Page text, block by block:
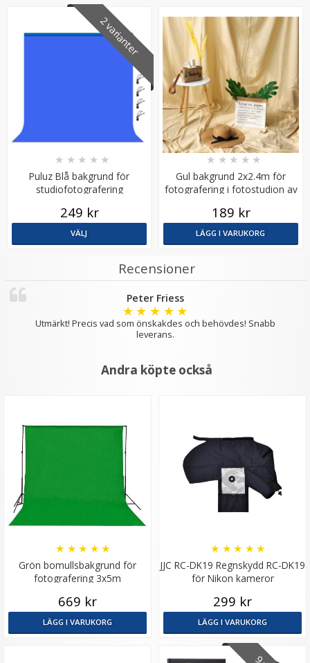
Kamerarem - Blå vit mönster
★★ ★★
79 kr
119 kr
LÄGG I VARUKORG
2 varianter
Puluz Blå bakgrund för
studiofotografering
★ ★ ★ ★ ★
249 kr
VÄLJ
Gul bakgrund 2x2.4m för
fotografering i fotostudion av
★ ★ ★ ★ ★
189 kr
LÄGG I VARUKORG
Recensioner
Peter Friess
★ ★ ★ ★ ★
Utmärkt! Precis vad som önskakdes och behövdes! Snabb
leverans.
Andra köpte också
Grön bomullsbakgrund för
fotografering 3x5m
★ ★ ★ ★ ★
669 kr
LÄGG I VARUKORG
JJC RC-DK19 Regnskydd RC-DK19
för Nikon kameror
★ ★ ★ ★ ★
299 kr
LÄGG I VARUKORG